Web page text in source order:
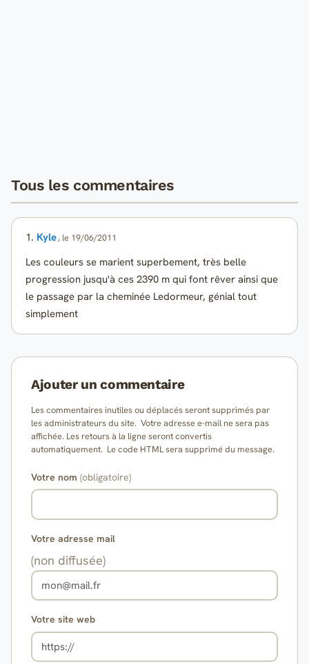
Tous les commentaires
1. Kyle, le 19/06/2011
Les couleurs se marient superbement, très belle
progression jusqu'à ces 2390 m qui font rêver ainsi que
le passage par la cheminée Ledormeur, génial tout
simplement
Ajouter un commentaire
Les commentaires inutiles ou déplacés seront supprimés par
les administrateurs du site. Votre adresse e-mail ne sera pas
affichée. Les retours à la ligne seront convertis
automatiquement. Le code HTML sera supprimé du message.
Votre nom (obligatoire)
Votre adresse mail
(non diffusée)
Votre site web